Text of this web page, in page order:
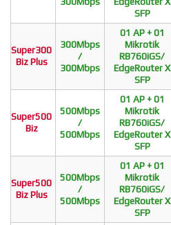
SFP
Super300
Biz Plus
300Mbps
/
300Mbps
01 AP + 01
Mikrotik
RB760iGS/
EdgeRouter X
SFP
Super500
Biz
500Mbps
/
500Mbps
01 AP + 01
Mikrotik
RB760iGS/
EdgeRouter X
SFP
Super500
Biz Plus
500Mbps
/
500Mbps
01 AP + 01
Mikrotik
RB760iGS/
EdgeRouter X
SFP